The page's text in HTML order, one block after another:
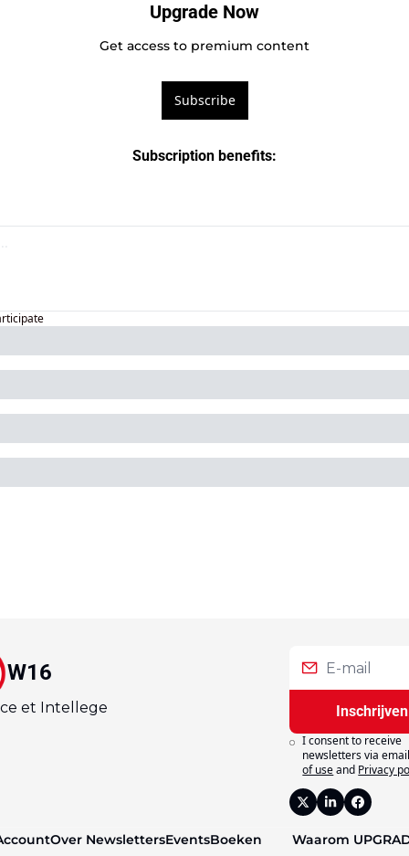
Upgrade Now
Get access to premium content
Subscribe
Subscription benefits:
W16
et Intellege Inschrijven
I consent to receive
newsletters via
of useand Privacy
Over NewslettersEventsBoeken
Waarom